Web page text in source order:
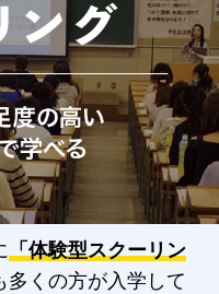
「体験型スクーリン
多くの方が入学して